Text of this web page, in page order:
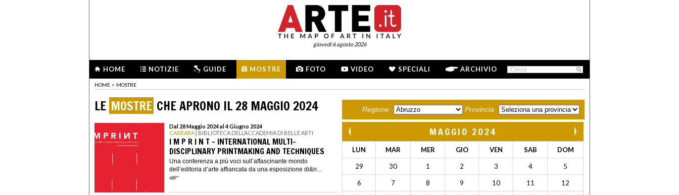
giovedì 6 agosto 2026
HOME NOTIZIE GUIDE MOSTRE FOTO VIDEO SPECIALI ARCHIVIO
HOME > MOSTRE
LE MOSTRE CHE APRONO IL 28 MAGGIO 2024
Dal 28 Maggio 2024 al 4 Giugno 2024
CARRARA | BIBLIOTECA DELL’ACCADEMIA DI BELLE ARTI
I M P R I N T - INTERNATIONAL MULTI-
DISCIPLINARY PRINTMAKING AND TECHNIQUES
Una conferenza a più voci sull’affascinante mondo
dell’editoria d’arte affiancata da una esposizione di&n...
Regione Provincia
MAGGIO 2024
LUN MAR MER GIO VEN SAB DOM
29 30 1 2 3 4 5
6 7 8 9 10 11 12